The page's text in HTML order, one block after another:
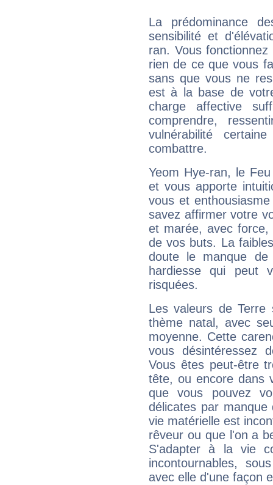
La prédominance
sensibilité et
ran. Vous
rien de ce que vous
sans que vous ne
est à la base de
charge affective
comprendre,
vulnérabilité
combattre.
Yeom Hye-ran, le
et vous apporte
vous et
savez affirmer votre
et marée, avec
de vos buts. La
doute le manque
hardiesse qui peut
risquées.
Les valeurs de Terre
thème natal, avec
moyenne. Cette
vous désintéressez
Vous êtes peut-être
tête, ou encore dans
que vous pouvez
délicates par
vie matérielle est
rêveur ou que l'on a
S'adapter à la vie
incontournables,
avec elle d'une façon